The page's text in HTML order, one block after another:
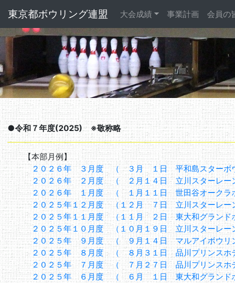
東京都ボウリング連盟 大会成績 事業計画 会員の
●令和７年度(2025) ※敬称略
【本部月例】
２０２６年 ３月度 （ ３月 １日 平和島スターボ
２０２６年 ２月度 （ ２月１４日 立川スターレー
２０２６年 １月度 （ １月１１日 世田谷オークラ
２０２５年１２月度 （１２月 ７日 立川スターレー
２０２５年１１月度 （１１月 ２日 東大和グランド
２０２５年１０月度 （１０月１９日 立川スターレー
２０２５年 ９月度 （ ９月１４日 マルアイボウリ
２０２５年 ８月度 （ ８月３１日 品川プリンスホ
２０２５年 ７月度 （ ７月２７日 品川プリンスホ
２０２５年 ６月度 （ ６月 １日 東大和グランド